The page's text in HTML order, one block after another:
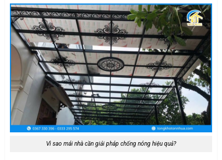
Vì sao mái nhà cần giải pháp chống nóng hiệu quả?